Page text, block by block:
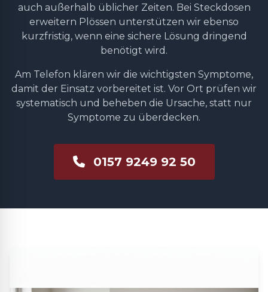
auch außerhalb üblicher Zeiten. Bei Steckdosen
erweitern Plössen unterstützen wir ebenso
kurzfristig, wenn eine sichere Lösung dringend
benötigt wird.
Am Telefon klären wir die wichtigsten Symptome,
damit der Einsatz vorbereitet ist. Vor Ort prüfen wir
systematisch und beheben die Ursache, statt nur
Symptome zu überdecken.
0157 9249 92 50